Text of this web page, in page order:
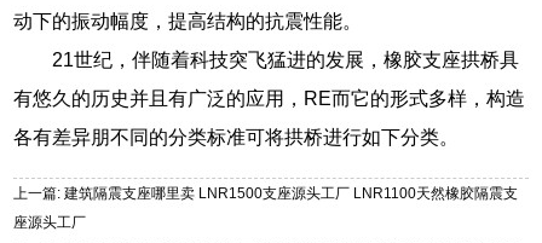
动下的振动幅度，提高结构的抗震性能。
21世纪，伴随着科技突飞猛进的发展，橡胶支座拱桥具
有悠久的历史并且有广泛的应用，RE而它的形式多样，构造
各有差异朋不同的分类标准可将拱桥进行如下分类。
上一篇: 建筑隔震支座哪里卖 LNR1500支座源头工厂 LNR1100天然橡胶隔震支
座源头工厂